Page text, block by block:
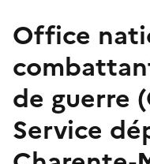
Office
de guerre
Service